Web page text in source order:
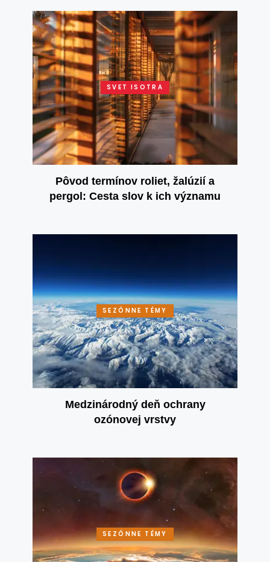
SVET ISOTRA
Pôvod termínov roliet, žalúzií a
pergol: Cesta slov k ich významu
SEZÓNNE TÉMY
Medzinárodný deň ochrany
ozónovej vrstvy
SEZÓNNE TÉMY